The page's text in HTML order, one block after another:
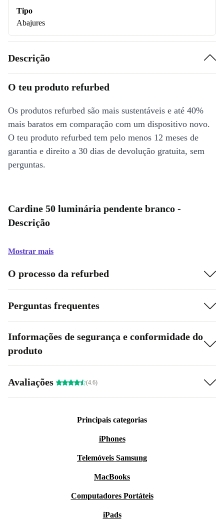
Tipo
Abajures
Descrição
O teu produto refurbed
Os produtos refurbed são mais sustentáveis e até 40%
mais baratos em comparação com um dispositivo novo.
O teu produto refurbed tem pelo menos 12 meses de
garantia e direito a 30 dias de devolução gratuita, sem
perguntas.
Cardine 50 luminária pendente branco -
Descrição
Mostrar mais
O processo da refurbed
Perguntas frequentes
Informações de segurança e conformidade do
produto
Avaliações (4.6)
Principais categorias
iPhones
Telemóveis Samsung
MacBooks
Computadores Portáteis
iPads